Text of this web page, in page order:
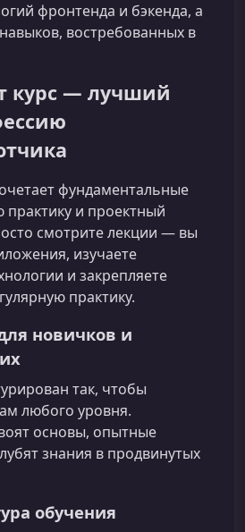
фронтенда и бэкенда, а
востребованных в
курс — лучший
фундаментальные
практику и проектный
смотрите лекции — вы
изучаете
и закрепляете
практику.
новичков и
так, чтобы
любого уровня.
основы, опытные
знания в продвинутых
обучения